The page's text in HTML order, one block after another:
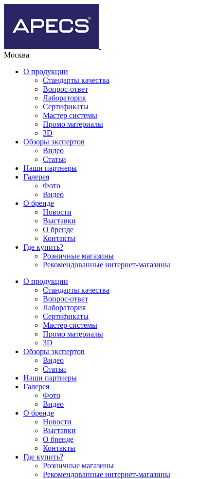
Москва
О продукции
Стандарты качества
Вопрос-ответ
Лаборатория
Сертификаты
Мастер системы
Промо материалы
3D
Обзоры экспертов
Видео
Статьи
Наши партнеры
Галерея
Фото
Видео
О бренде
Новости
Выставки
О бренде
Контакты
Где купить?
Розничные магазины
Рекомендованные интернет-магазины
О продукции
Стандарты качества
Вопрос-ответ
Лаборатория
Сертификаты
Мастер системы
Промо материалы
3D
Обзоры экспертов
Видео
Статьи
Наши партнеры
Галерея
Фото
Видео
О бренде
Новости
Выставки
О бренде
Контакты
Где купить?
Розничные магазины
Рекомендованные интернет-магазины